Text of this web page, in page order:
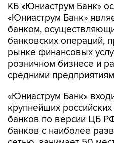
КБ «Юниаструм Банк»
«Юниаструм Банк»
банком,
банковских операций,
рынке финансовых
розничном бизнесе и
средними
«Юниаструм Банк»
крупнейших
банков по версии ЦБ
банков с наиболее